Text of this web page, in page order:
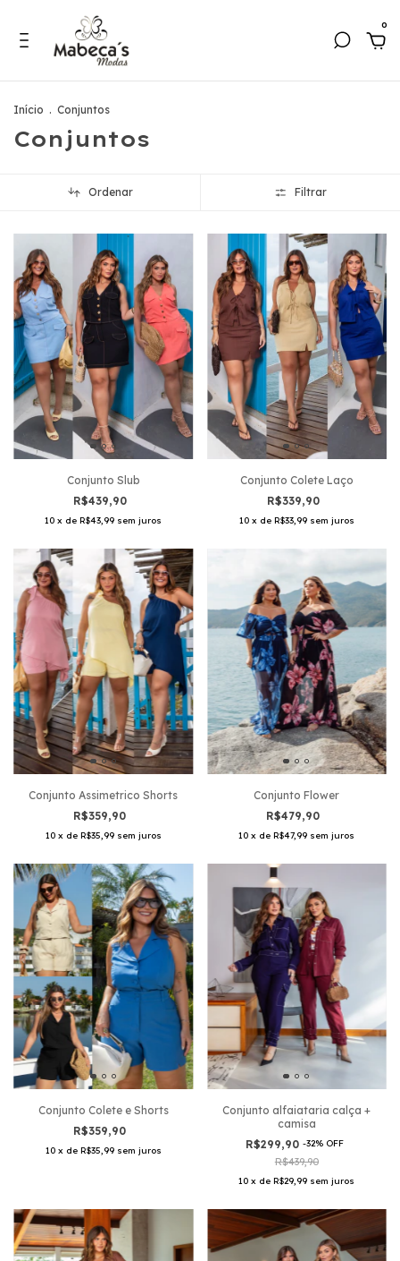
0
Início . Conjuntos
Conjuntos
Ordenar Filtrar
Conjunto Slub
R$439,90
10 x deR$43,99 sem juros
Conjunto Colete Laço
R$339,90
10 x de R$33,99 sem juros
Conjunto Assimetrico Shorts
R$359,90
10 x de R$35,99 sem juros
Conjunto Flower
R$479,90
10 x deR$47,99 sem juros
Conjunto Colete e Shorts
R$359,90
10 x de R$35,99 sem juros
Conjunto alfaiataria calça +
camisa
R$299,90-32% OFF
R$439,90
10 x deR$29,99 sem juros